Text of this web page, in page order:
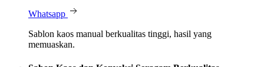
Whatsapp
Sablon kaos manual berkualitas tinggi, hasil yang
memuaskan.